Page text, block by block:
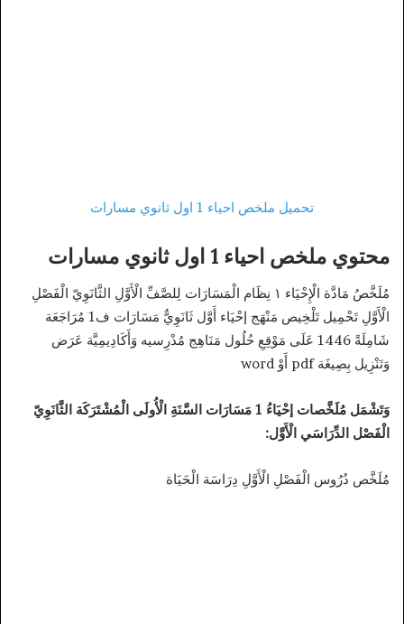
تحميل ملخص احياء 1 اول ثانوي مسارات
محتوي ملخص احياء 1 اول ثانوي مسارات
مُلَخَّصُ مَادَّة الْإِحْيَاء ١ نِظَام الْمَسَارَات لِلصَّفِّ الْأَوَّلِ الثَّانَوِيّ الْفَصْلِ
الْأَوَّلِ تَحْمِيل تَلْخِيص مَنْهَج إحْيَاء أَوَّل ثَانَوِيٌّ مَسَارَات ف1 مُرَاجَعَة
شَامِلَةً 1446 عَلَى مَوْقِعِ حُلُول مَنَاهِج مُدْرِسيه وَأَكَادِيمِيَّة عَرَض
وَتَنْزِيل بِصِيغَة pdf أَوْ word
وَتَشْمَل مُلَخَّصات إحْيَاءُ 1 مَسَارَات السَّنَةِ الْأُولَى الْمُشْتَرَكَة الثَّانَوِيّ
الْفَصْل الدِّرَاسَي الْأَوَّل:
مُلَخَّص دُرُوس الْفَصْلِ الْأَوَّلِ دِرَاسَة الْحَيَاة